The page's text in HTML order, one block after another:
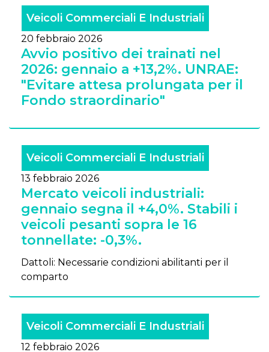
Veicoli Commerciali E Industriali
20 febbraio 2026
Avvio positivo dei trainati nel
2026: gennaio a +13,2%. UNRAE:
"Evitare attesa prolungata per il
Fondo straordinario"
Veicoli Commerciali E Industriali
13 febbraio 2026
Mercato veicoli industriali:
gennaio segna il +4,0%. Stabili i
veicoli pesanti sopra le 16
tonnellate: -0,3%.
Dattoli: Necessarie condizioni abilitanti per il
comparto
Veicoli Commerciali E Industriali
12 febbraio 2026